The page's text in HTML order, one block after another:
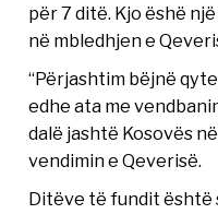
për 7 ditë. Kjo ëshë
në mbledhjen e
“Përjashtim bëjnë
edhe ata me
dalë jashtë Kosovës
vendimin e Qeverisë.
Ditëve të fundit është